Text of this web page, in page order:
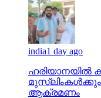
india1 day ago
ഹരിയാനയില്‍
മുസ്‌ലിംകള്‍ക്കും
ആക്രമണം